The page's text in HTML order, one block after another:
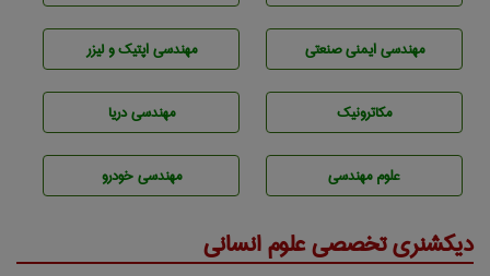
مهندسی ایمنی صنعتی مهندسی اپتیک و لیزر
مکاترونیک مهندسی دریا
علوم مهندسی مهندسی خودرو
دیکشنری تخصصی علوم انسانی